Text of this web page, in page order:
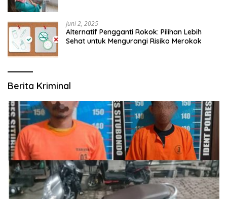
Juni 2, 2025
Alternatif Pengganti Rokok: Pilihan Lebih
Sehat untuk Mengurangi Risiko Merokok
Berita Kriminal